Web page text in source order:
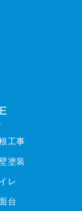
工事
塗装
レ
台